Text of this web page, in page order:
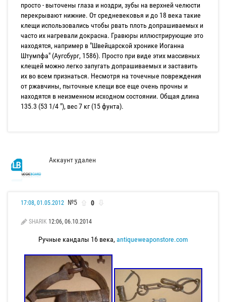
просто - выточены глаза и ноздри, зубы на верхней челюсти
перекрывают нижние. От средневековья и до 18 века такие
клещи использовались чтобы рвать плоть допрашиваемых и
часто их нагревали докрасна. Гравюры иллюстрирующие это
находятся, например в "Швейцарской хронике Иоганна
Штумпфа" (Аугсбург, 1586). Просто при виде этих массивных
клещей можно легко запугать допрашиваемых и заставить
их во всем признаться. Несмотря на точечные повреждения
от ржавчины, пыточные клещи все еще очень прочны и
находятся в неизменном исходном состоянии. Общая длина
135.3 (53 1/4 "), вес 7 кг (15 фунта).
Аккаунт удален
17:08, 01.05.2012 №5 0
SHARIK 12:06, 06.10.2014
Ручные кандалы 16 века, antiqueweaponstore.com